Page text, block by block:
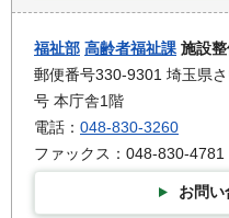
福祉部 高齢者福祉課 施設
郵便番号330-9301 埼玉県
号 本庁舎1階
電話： 048-830-3260
ファックス：048-830-4781
お問い